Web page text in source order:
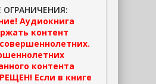
ОГРАНИЧЕНИЯ:
Аудиокнига
контент
контента
Если в книге